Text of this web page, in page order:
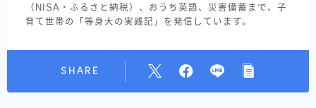
（NISA・ふるさと納税）、おうち英語、災害備蓄まで、子
育て世帯の「等身大の実践記」を発信しています。
SHARE